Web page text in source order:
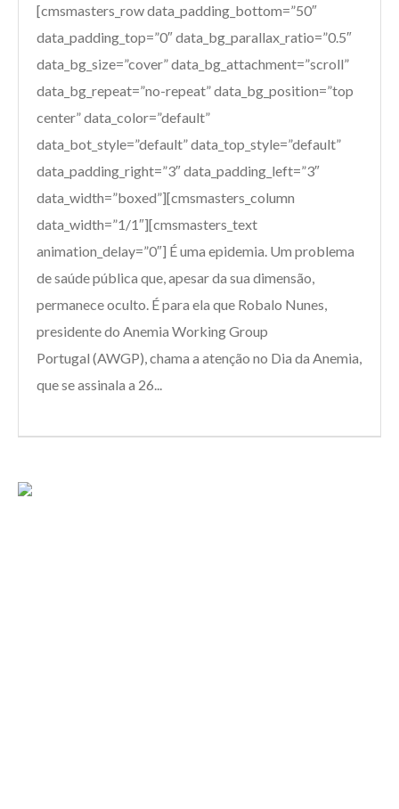
[cmsmasters_row data_padding_bottom=”50″
data_padding_top=”0″ data_bg_parallax_ratio=”0.5″
data_bg_size=”cover” data_bg_attachment=”scroll”
data_bg_repeat=”no-repeat” data_bg_position=”top
center” data_color=”default”
data_bot_style=”default” data_top_style=”default”
data_padding_right=”3″ data_padding_left=”3″
data_width=”boxed”][cmsmasters_column
data_width=”1/1″][cmsmasters_text
animation_delay=”0″] É uma epidemia. Um problema
de saúde pública que, apesar da sua dimensão,
permanece oculto. É para ela que Robalo Nunes,
presidente do Anemia Working Group
Portugal (AWGP), chama a atenção no Dia da Anemia,
que se assinala a 26...